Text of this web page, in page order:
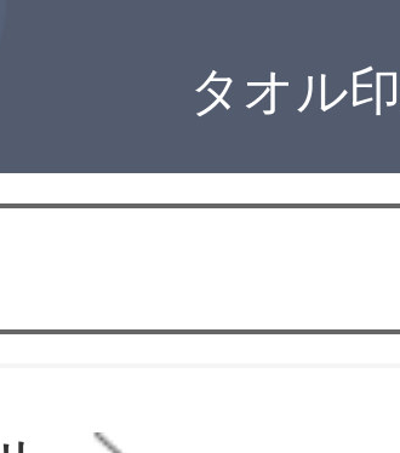
タオル